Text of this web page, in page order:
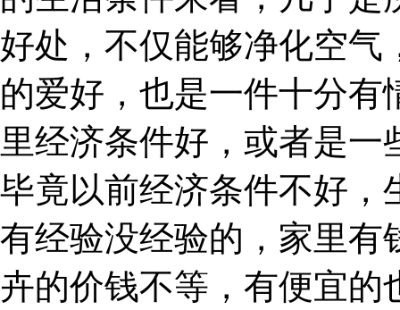
好处，不仅能够净化空气
的爱好，也是一件十分
里经济条件好，或者是
毕竟以前经济条件不好，
有经验没经验的，家里有
卉的价钱不等，有便宜